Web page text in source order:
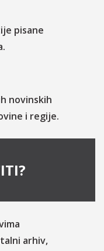
pisane
novinskih
i regije.
arhiv,